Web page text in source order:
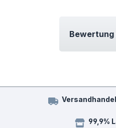
99,9%